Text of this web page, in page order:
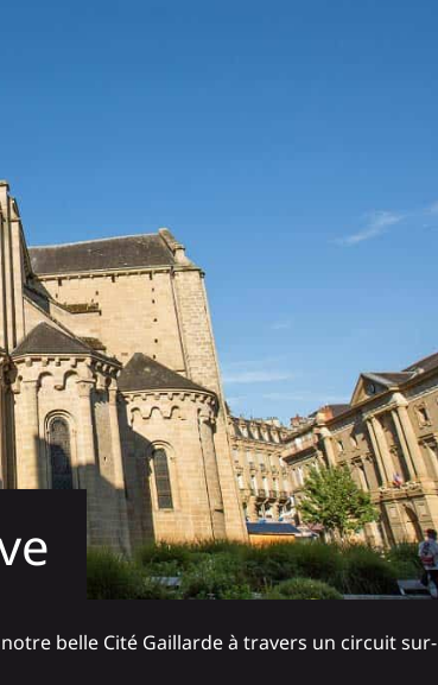
belle Cité Gaillarde à travers un circuit sur-